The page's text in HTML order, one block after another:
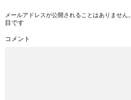
メールアドレスが公開されることはありません。
目です
コメント